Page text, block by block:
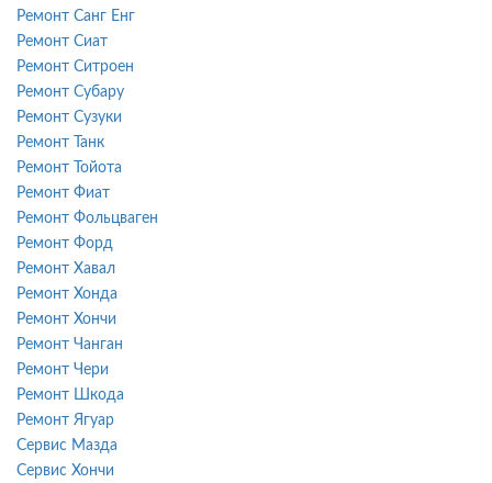
Ремонт Санг Енг
Ремонт Сиат
Ремонт Ситроен
Ремонт Субару
Ремонт Сузуки
Ремонт Танк
Ремонт Тойота
Ремонт Фиат
Ремонт Фольцваген
Ремонт Форд
Ремонт Хавал
Ремонт Хонда
Ремонт Хончи
Ремонт Чанган
Ремонт Чери
Ремонт Шкода
Ремонт Ягуар
Сервис Мазда
Сервис Хончи